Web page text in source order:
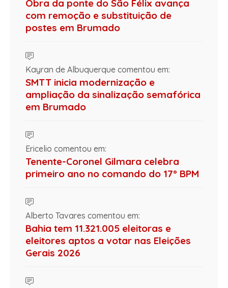
Obra da ponte do São Félix avança
com remoção e substituição de
postes em Brumado
Kayran de Albuquerque comentou em:
SMTT inicia modernização e
ampliação da sinalização semafórica
em Brumado
Ericelio comentou em:
Tenente-Coronel Gilmara celebra
primeiro ano no comando do 17º BPM
Alberto Tavares comentou em:
Bahia tem 11.321.005 eleitoras e
eleitores aptos a votar nas Eleições
Gerais 2026